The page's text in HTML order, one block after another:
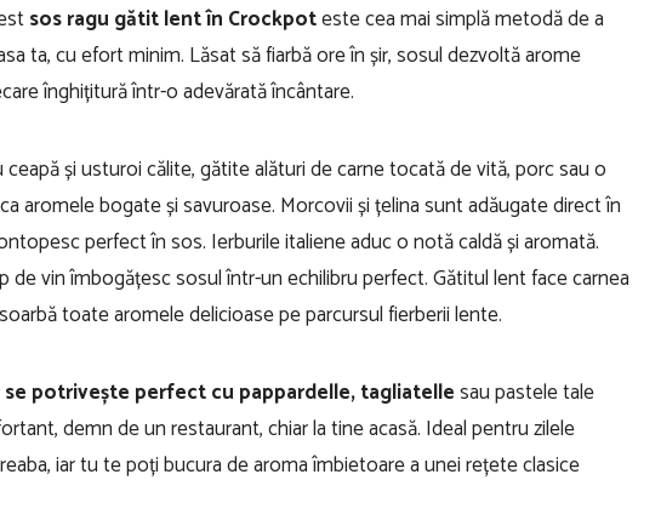
sos ragu gătit lent în Crockpoteste cea mai simplă metodă de a
ta, cu efort minim. Lăsat să fiarbă ore în șir, sosul dezvoltă arome
înghițitură într-o adevărată încântare.
și usturoi călite, gătite alături de carne tocată de vită, porc sau o
aromele bogate și savuroase. Morcovii și țelina sunt adăugate direct în
perfect în sos. Ierburile italiene aduc o notă caldă și aromată.
de vin îmbogățesc sosul într-un echilibru perfect. Gătitul lent face carnea
toate aromele delicioase pe parcursul fierberii lente.
potrivește perfect cu pappardelle, tagliatellesau pastele tale
demn de un restaurant, chiar la tine acasă. Ideal pentru zilele
iar tu te poți bucura de aroma îmbietoare a unei rețete clasice